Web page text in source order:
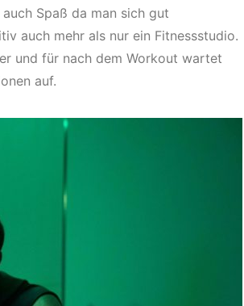
Spaß da man sich gut
auch mehr als nur ein Fitnessstudio.
und für nach dem Workout wartet
auf.